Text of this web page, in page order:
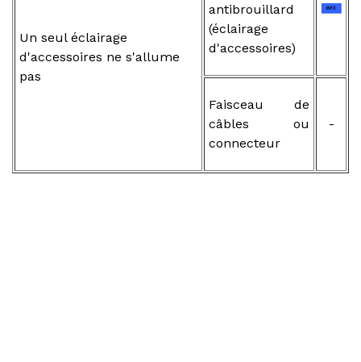
Un seul éclairage
d'accessoires ne s'allume
pas
antibrouillard
(éclairage
d'accessoires)
Faisceau de
câbles ou
connecteur
-